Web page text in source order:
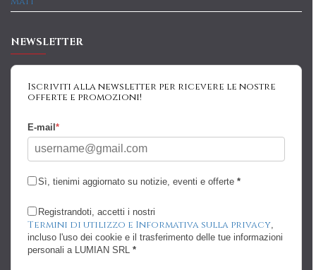
NEWSLETTER
Iscriviti alla newsletter per ricevere le nostre
offerte e promozioni!
E-mail *
Sì, tienimi aggiornato su notizie, eventi e offerte *
Registrandoti, accetti i nostri
Termini di utilizzo e Informativa sulla privacy,
incluso l'uso dei cookie e il trasferimento delle tue informazioni
personali a LUMIAN SRL *